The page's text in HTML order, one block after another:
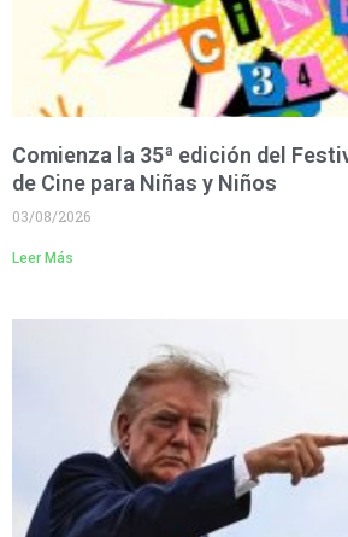
Comienza la 35ª edición del
de Cine para Niñas y Niños
03/08/2026
Leer Más